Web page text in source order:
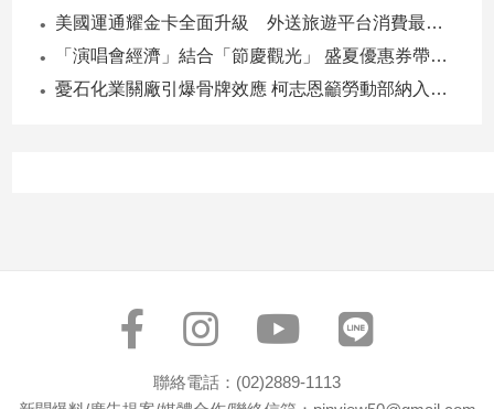
影
稿
美國運通耀金卡全面升級 外送旅遊平台消費最高回饋4400刷卡金！
「演唱會經濟」結合「節慶觀光」 盛夏優惠券帶動商圈消費升溫
憂石化業關廠引爆骨牌效應 柯志恩籲勞動部納入僱用安定第十類
聯絡電話：(02)2889-1113